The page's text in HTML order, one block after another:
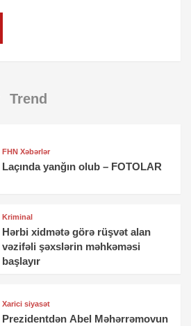
Trend
FHN Xəbərlər
Laçında yanğın olub – FOTOLAR
Kriminal
Hərbi xidmətə görə rüşvət alan
vəzifəli şəxslərin məhkəməsi
başlayır
Xarici siyasət
Prezidentdən Abel Məhərrəmovun